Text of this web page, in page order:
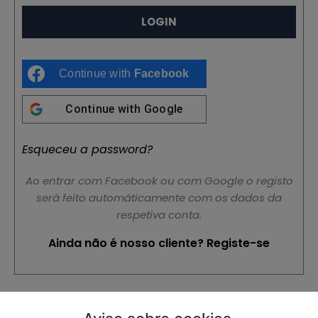
Continue with Facebook
Continue with Google
Esqueceu a password?
Ao entrar com Facebook ou com Google o registo
será feito automáticamente com os dados da
respetiva conta.
Ainda não é nosso cliente? Registe-se
Concordo ser contactado pela Daily Coffee para receber
informação sobre produtos e serviços, para ser
aceito as normas da RGPD, que poderão ser conhecidas
aqui.
REGISTAR
.